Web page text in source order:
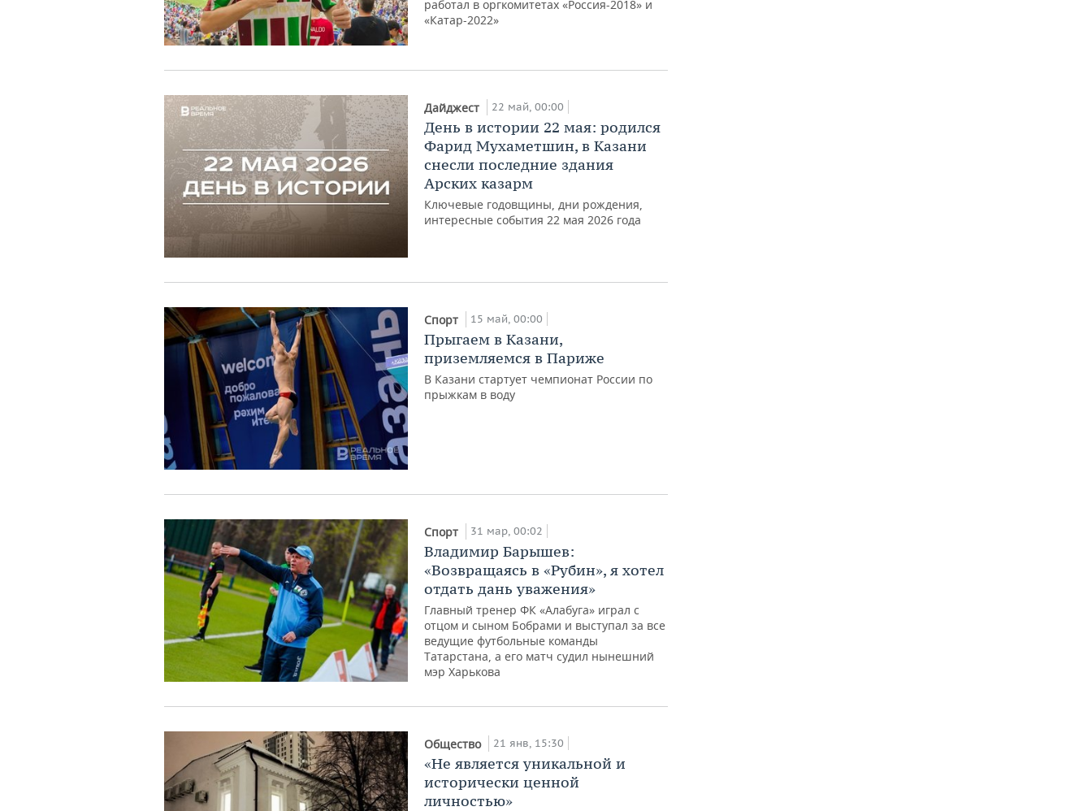
работал в оргкомитетах «Россия-2018» и
«Катар-2022»
Дайджест 22 май, 00:00
День в истории 22 мая: родился
Фарид Мухаметшин, в Казани
снесли последние здания
Арских казарм
Ключевые годовщины, дни рождения,
интересные события 22 мая 2026 года
Спорт 15 май, 00:00
Прыгаем в Казани,
приземляемся в Париже
В Казани стартует чемпионат России по
прыжкам в воду
Спорт 31 мар, 00:02
Владимир Барышев:
«Возвращаясь в «Рубин», я хотел
отдать дань уважения»
Главный тренер ФК «Алабуга» играл с
отцом и сыном Бобрами и выступал за все
ведущие футбольные команды
Татарстана, а его матч судил нынешний
мэр Харькова
Общество 21 янв, 15:30
«Не является уникальной и
исторически ценной
личностью»